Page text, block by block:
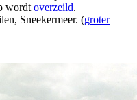
wordt overzeild.
Sneekermeer. (groter